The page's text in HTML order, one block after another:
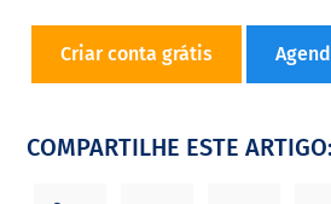
Criar conta grátis
COMPARTILHE ESTE ARTIGO: